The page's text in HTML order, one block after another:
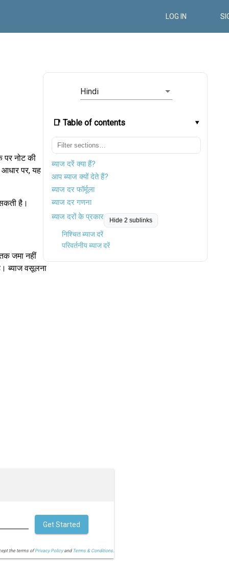
LOG IN
Hindi
📑 Table of contents
ब्याज दरें क्या हैं?
आप ब्याज क्यों देते हैं?
ब्याज दर फॉर्मूला
ब्याज दर गणना
ब्याज दरों के प्रकार
Hide 2 sublinks
निश्चित ब्याज दरें
परिवर्तनीय ब्याज दरें
पर नोट की
पर, यह
है।
जमा नहीं
ब्याज वसूलना
the terms ofPrivacy Policyand Terms & Conditions.
Get Started